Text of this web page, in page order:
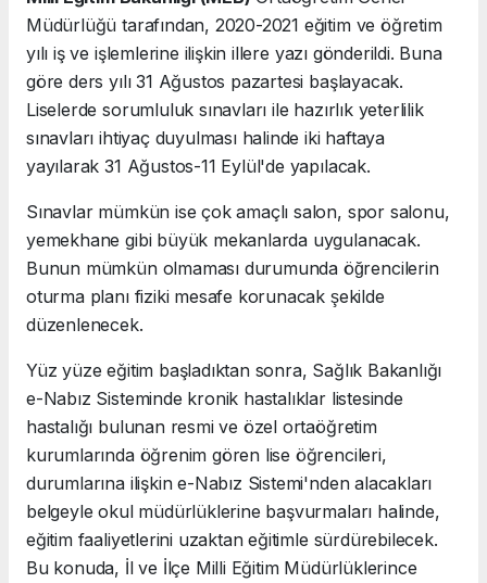
Müdürlüğü tarafından, 2020-2021 eğitim ve öğretim
yılı iş ve işlemlerine ilişkin illere yazı gönderildi. Buna
göre ders yılı 31 Ağustos pazartesi başlayacak.
Liselerde sorumluluk sınavları ile hazırlık yeterlilik
sınavları ihtiyaç duyulması halinde iki haftaya
yayılarak 31 Ağustos-11 Eylül'de yapılacak.
Sınavlar mümkün ise çok amaçlı salon, spor salonu,
yemekhane gibi büyük mekanlarda uygulanacak.
Bunun mümkün olmaması durumunda öğrencilerin
oturma planı fiziki mesafe korunacak şekilde
düzenlenecek.
Yüz yüze eğitim başladıktan sonra, Sağlık Bakanlığı
e-Nabız Sisteminde kronik hastalıklar listesinde
hastalığı bulunan resmi ve özel ortaöğretim
kurumlarında öğrenim gören lise öğrencileri,
durumlarına ilişkin e-Nabız Sistemi'nden alacakları
belgeyle okul müdürlüklerine başvurmaları halinde,
eğitim faaliyetlerini uzaktan eğitimle sürdürebilecek.
Bu konuda, İl ve İlçe Milli Eğitim Müdürlüklerince